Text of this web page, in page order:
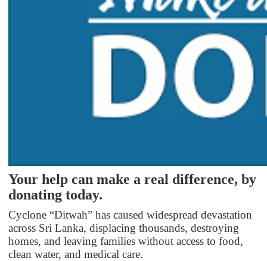
Your help can make a real difference, by
donating today.
Cyclone “Ditwah” has caused widespread devastation
across Sri Lanka, displacing thousands, destroying
homes, and leaving families without access to food,
clean water, and medical care.